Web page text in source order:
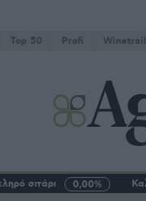
Top 50 Profi
σιτάρι 0,00%